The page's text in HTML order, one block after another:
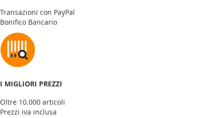
Transazioni con PayPal
Bonifico Bancario
I MIGLIORI PREZZI
Oltre 10.000 articoli
Prezzi iva inclusa